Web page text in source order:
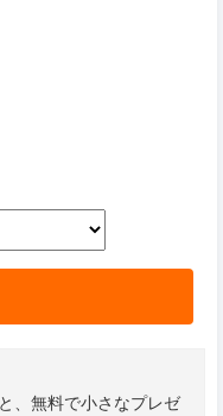
、無料で小さなプレゼ